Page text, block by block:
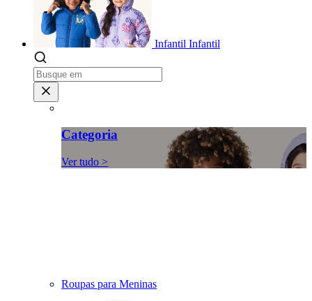
Infantil Infantil
Categoria
Ver tudo >
Roupas para Meninas